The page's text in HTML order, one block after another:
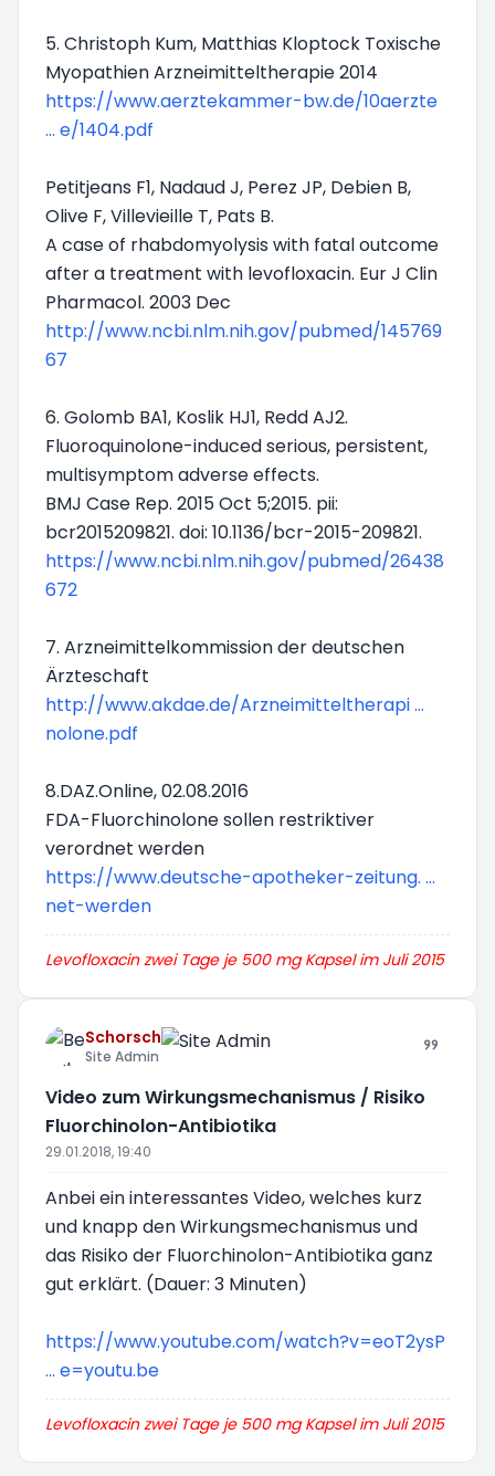
5. Christoph Kum, Matthias Kloptock Toxische
Myopathien Arzneimitteltherapie 2014
https://www.aerztekammer-bw.de/10aerzte
... e/1404.pdf
Petitjeans F1, Nadaud J, Perez JP, Debien B,
Olive F, Villevieille T, Pats B.
A case of rhabdomyolysis with fatal outcome
after a treatment with levofloxacin. Eur J Clin
Pharmacol. 2003 Dec
http://www.ncbi.nlm.nih.gov/pubmed/145769
67
6. Golomb BA1, Koslik HJ1, Redd AJ2.
Fluoroquinolone-induced serious, persistent,
multisymptom adverse effects.
BMJ Case Rep. 2015 Oct 5;2015. pii:
bcr2015209821. doi: 10.1136/bcr-2015-209821.
https://www.ncbi.nlm.nih.gov/pubmed/26438
672
7. Arzneimittelkommission der deutschen
Ärzteschaft
http://www.akdae.de/Arzneimitteltherapi ...
nolone.pdf
8.DAZ.Online, 02.08.2016
FDA-Fluorchinolone sollen restriktiver
verordnet werden
https://www.deutsche-apotheker-zeitung. ...
net-werden
Levofloxacin zwei Tage je 500 mg Kapsel im Juli 2015
Schorsch
Site Admin
Video zum Wirkungsmechanismus / Risiko
Fluorchinolon-Antibiotika
29.01.2018, 19:40
Anbei ein interessantes Video, welches kurz
und knapp den Wirkungsmechanismus und
das Risiko der Fluorchinolon-Antibiotika ganz
gut erklärt. (Dauer: 3 Minuten)
https://www.youtube.com/watch?v=eoT2ysP
... e=youtu.be
Levofloxacin zwei Tage je 500 mg Kapsel im Juli 2015